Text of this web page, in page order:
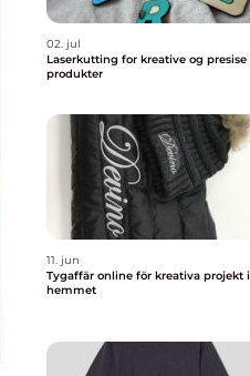
02. jul
Laserkutting for kreative og presise
produkter
11. jun
Tygaffär online för kreativa projekt i
hemmet